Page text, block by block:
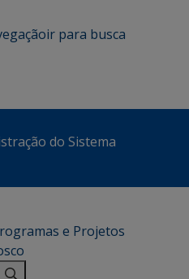
ir para busca
do Sistema
e Projetos